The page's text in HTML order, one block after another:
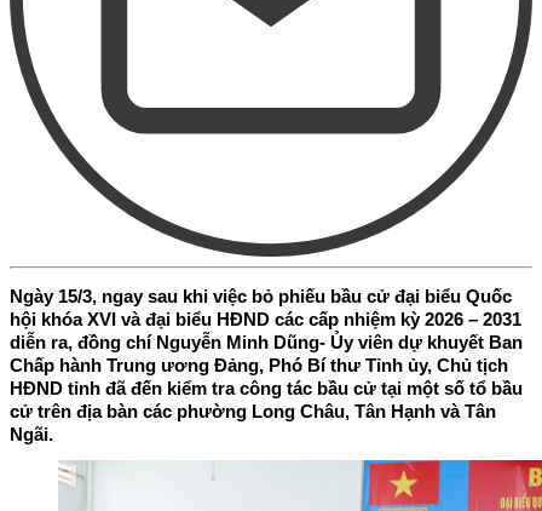
Ngày 15/3, ngay sau khi việc bỏ phiếu bầu cử đại biểu Quốc
hội khóa XVI và đại biểu HĐND các cấp nhiệm kỳ 2026 – 2031
diễn ra, đồng chí Nguyễn Minh Dũng- Ủy viên dự khuyết Ban
Chấp hành Trung ương Đảng, Phó Bí thư Tỉnh ủy, Chủ tịch
HĐND tỉnh đã đến kiểm tra công tác bầu cử tại một số tổ bầu
cử trên địa bàn các phường Long Châu, Tân Hạnh và Tân
Ngãi.